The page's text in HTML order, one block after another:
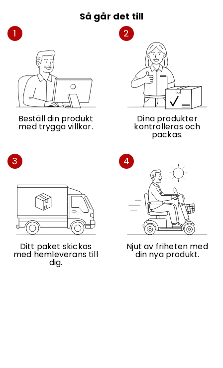
Så går det till
1
Beställ din produkt
med trygga villkor.
2
Dina produkter
kontrolleras och
packas.
3
Ditt paket skickas
med hemleverans till
dig.
4
Njut av friheten med
din nya produkt.